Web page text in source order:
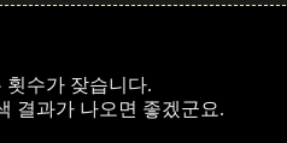
횟수가 잦습니다.
결과가 나오면 좋겠군요.